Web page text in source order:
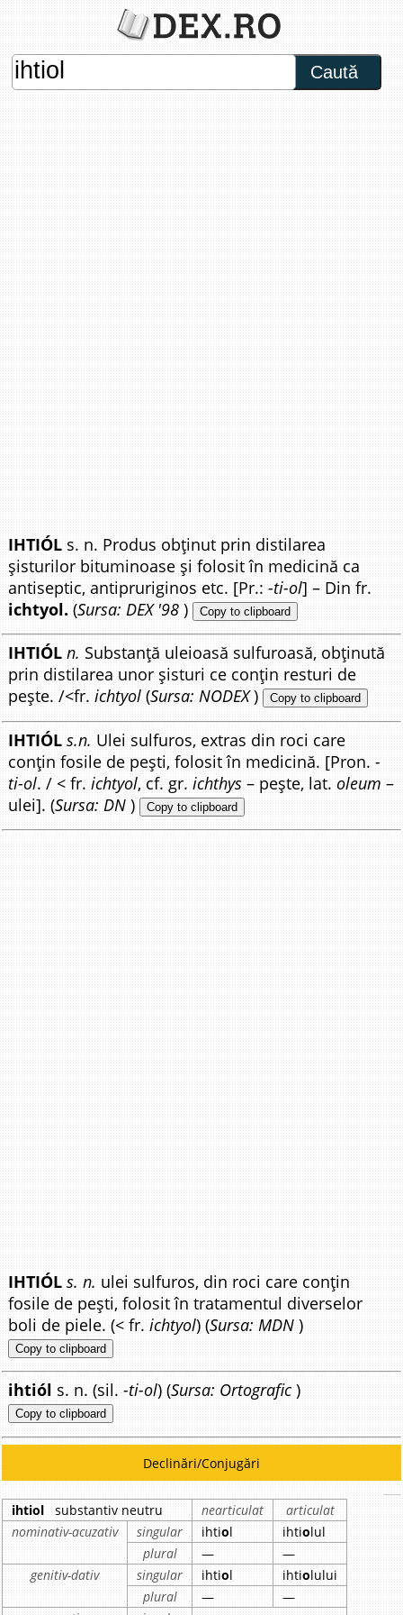
Caută
IHTIÓL s. n. Produs obținut prin distilarea
șisturilor bituminoase și folosit în medicină ca
antiseptic, antipruriginos etc. [Pr.:-ti-ol] – Din fr.
ichtyol. (Sursa: DEX '98 ) Copy to clipboard
IHTIÓL n. Substanță uleioasă sulfuroasă, obținută
prin distilarea unor șisturi ce conțin resturi de
pește. /<fr.ichtyol (Sursa: NODEX) Copy to clipboard
IHTIÓL s.n. Ulei sulfuros, extras din roci care
conțin fosile de pești, folosit în medicină. [Pron.-
ti-ol. / < fr.ichtyol, cf. gr.ichthys – pește, lat.oleum –
ulei]. (Sursa: DN ) Copy to clipboard
IHTIÓL s. n. ulei sulfuros, din roci care conțin
fosile de pești, folosit în tratamentul diverselor
boli de piele. (< fr.ichtyol) (Sursa: MDN )
Copy to clipboard
ihtiól s. n. (sil.-ti-ol) (Sursa: Ortografic)
Copy to clipboard
Declinări/Conjugări
ihtiol substantiv neutru nearticulat
articulat
nominativ-acuzativ
singular ihtiol ihtiolul
plural
—
—
genitiv-dativ
singular ihtiol ihtiolului
plural
—
—